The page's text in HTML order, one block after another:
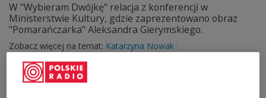
W "Wybieram Dwójkę" relacja z konferencji w
Ministerstwie Kultury, gdzie zaprezentowano obraz
"Pomarańczarka" Aleksandra Gierymskiego.
Zobacz więcej na temat: Katarzyna Nowak